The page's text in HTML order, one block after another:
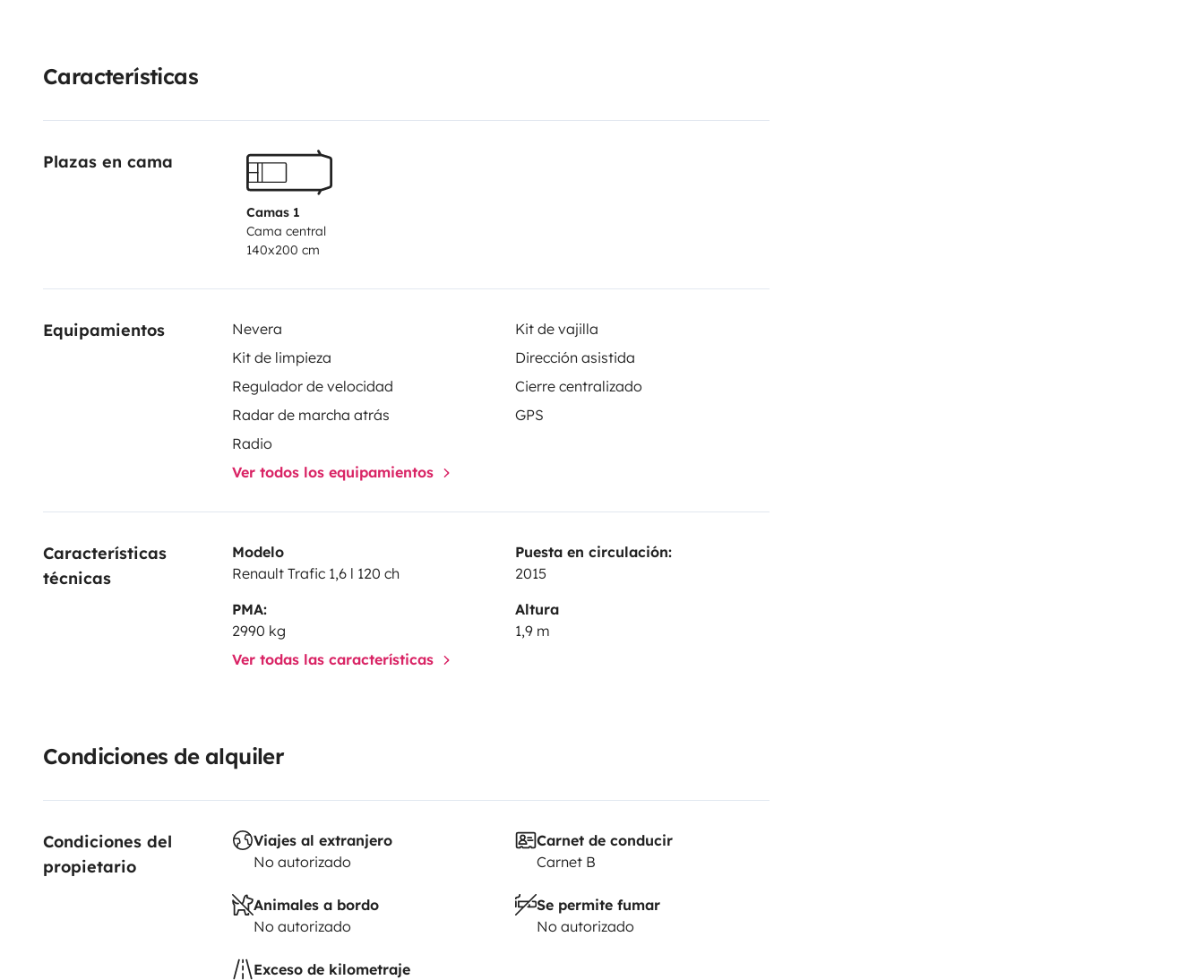
Il vous sera fournit avec toute la vaisselle ainsi qu'une table et chaises de campings et
tous autres accessoires afin de satisfaire à vos besoins lors de votre séjour.
bienveillance sera demandé pour la location de se véhicule.
Características
Plazas en cama
Camas 1
Cama central
140x200 cm
Equipamientos Nevera
Kit de vajilla
Kit de limpieza
Dirección asistida
Regulador de velocidad
Cierre centralizado
Radar de marcha atrás
GPS
Radio
Ver todos los equipamientos
Características
técnicas
Modelo
Renault Trafic 1,6 l 120 ch
Puesta en circulación:
2015
PMA:
2990 kg
Altura
1,9 m
Ver todas las características
Condiciones de alquiler
Condiciones del
propietario
Viajes al extranjero
No autorizado
Carnet de conducir
Carnet B
Animales a bordo
No autorizado
Se permite fumar
No autorizado
Exceso de kilometraje